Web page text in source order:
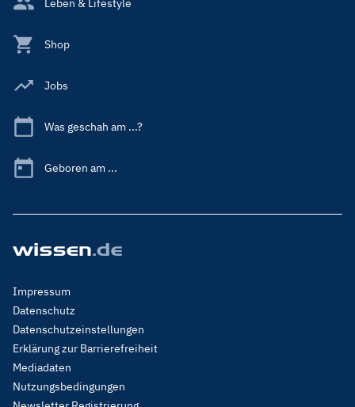
Leben & Lifestyle
Shop
Jobs
Was geschah am ...?
Geboren am ...
Footer
Menu
Legal
Impressum
Datenschutz
Datenschutzeinstellungen
Erklärung zur Barrierefreiheit
Mediadaten
Nutzungsbedingungen